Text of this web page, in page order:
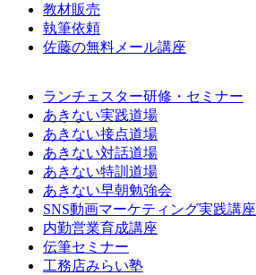
教材販売
執筆依頼
佐藤の無料メール講座
ランチェスター研修・セミナー
あきない実践道場
あきない接点道場
あきない対話道場
あきない特訓道場
あきない早朝勉強会
SNS動画マーケティング実践講座
内勤営業育成講座
伝筆セミナー
工務店みらい塾